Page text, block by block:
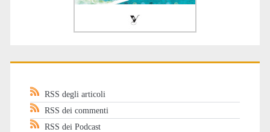
RSS degli articoli
RSS dei commenti
RSS dei Podcast